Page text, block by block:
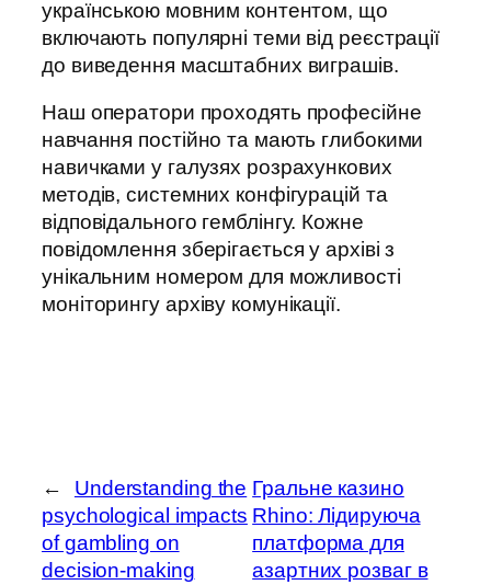
українською мовним контентом, що
включають популярні теми від реєстрації
до виведення масштабних виграшів.
Наш оператори проходять професійне
навчання постійно та мають глибокими
навичками у галузях розрахункових
методів, системних конфігурацій та
відповідального гемблінгу. Кожне
повідомлення зберігається у архіві з
унікальним номером для можливості
моніторингу архіву комунікації.
←
Understanding the
psychological impacts
of gambling on
decision-making
Гральне казино
Rhino: Лідируюча
платформа для
азартних розваг в